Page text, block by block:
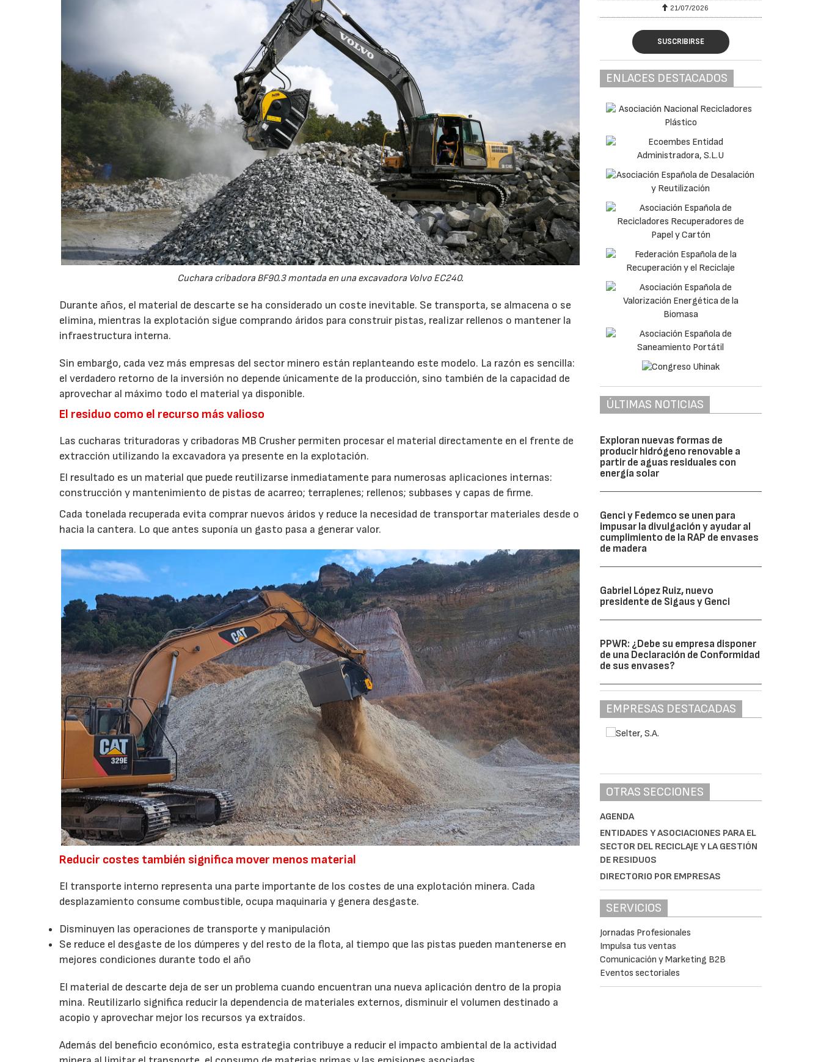
Cuchara cribadora BF90.3 montada en una excavadora Volvo EC240.
Durante años, el material de descarte se ha considerado un coste inevitable. Se transporta, se almacena o se
elimina, mientras la explotación sigue comprando áridos para construir pistas, realizar rellenos o mantener la
infraestructura interna.
Sin embargo, cada vez más empresas del sector minero están replanteando este modelo. La razón es sencilla:
el verdadero retorno de la inversión no depende únicamente de la producción, sino también de la capacidad de
aprovechar al máximo todo el material ya disponible.
El residuo como el recurso más valioso
Las cucharas trituradoras y cribadoras MB Crusher permiten procesar el material directamente en el frente de
extracción utilizando la excavadora ya presente en la explotación.
El resultado es un material que puede reutilizarse inmediatamente para numerosas aplicaciones internas:
construcción y mantenimiento de pistas de acarreo; terraplenes; rellenos; subbases y capas de firme.
Cada tonelada recuperada evita comprar nuevos áridos y reduce la necesidad de transportar materiales desde o
hacia la cantera. Lo que antes suponía un gasto pasa a generar valor.
Reducir costes también significa mover menos material
El transporte interno representa una parte importante de los costes de una explotación minera. Cada
desplazamiento consume combustible, ocupa maquinaria y genera desgaste.
Disminuyen las operaciones de transporte y manipulación
Se reduce el desgaste de los dúmperes y del resto de la flota, al tiempo que las pistas pueden mantenerse en
mejores condiciones durante todo el año
El material de descarte deja de ser un problema cuando encuentran una nueva aplicación dentro de la propia
mina. Reutilizarlo significa reducir la dependencia de materiales externos, disminuir el volumen destinado a
acopio y aprovechar mejor los recursos ya extraídos.
Además del beneficio económico, esta estrategia contribuye a reducir el impacto ambiental de la actividad
21/07/2026 28/07/2026 21/07/2026 28/07/2026
SUSCRIBIRSE
ENLACES DESTACADOS
ÚLTIMAS NOTICIAS
Exploran nuevas formas de
producir hidrógeno renovable a
partir de aguas residuales con
energía solar
Genci y Fedemco se unen para
impusar la divulgación y ayudar al
cumplimiento de la RAP de envases
de madera
Gabriel López Ruiz, nuevo
presidente de Sigaus y Genci
PPWR: ¿Debe su empresa disponer
de una Declaración de Conformidad
de sus envases?
EMPRESAS DESTACADAS
OTRAS SECCIONES
AGENDA
ENTIDADES Y ASOCIACIONES PARA EL
SECTOR DEL RECICLAJE Y LA GESTIÓN
DE RESIDUOS
DIRECTORIO POR EMPRESAS
SERVICIOS
Jornadas Profesionales
Impulsa tus ventas
Comunicación y Marketing B2B
Eventos sectoriales